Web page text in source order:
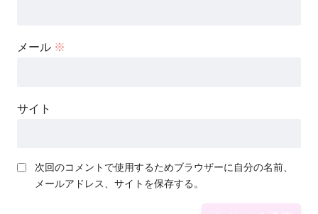
メール ※
サイト
次回のコメントで使用するためブラウザーに自分の名前、
メールアドレス、サイトを保存する。